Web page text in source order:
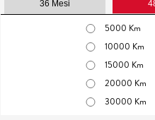
36 Mesi
5000 Km
10000 Km
15000 Km
20000 Km
30000 Km